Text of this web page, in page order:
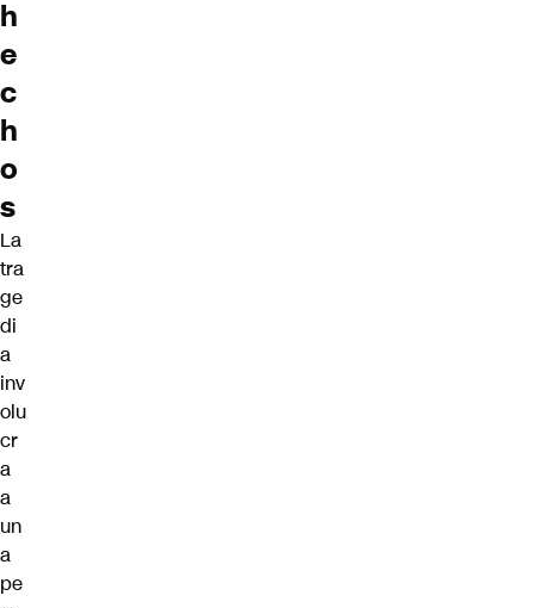
h
e
c
h
o
s
La
tra
ge
di
a
inv
olu
cr
a
a
un
a
pe